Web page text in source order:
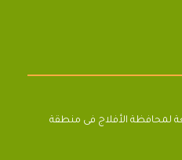
لمحافظة الأفلاج فى منطقة